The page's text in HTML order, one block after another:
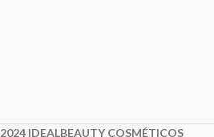
2024 IDEALBEAUTY COSMÉTICOS